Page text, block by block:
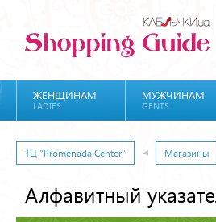
ЖЕНЩИНАМ
LADIES
МУЖЧИНАМ
GENTS
ТЦ "Promenada Center" Магазины
Алфавитный